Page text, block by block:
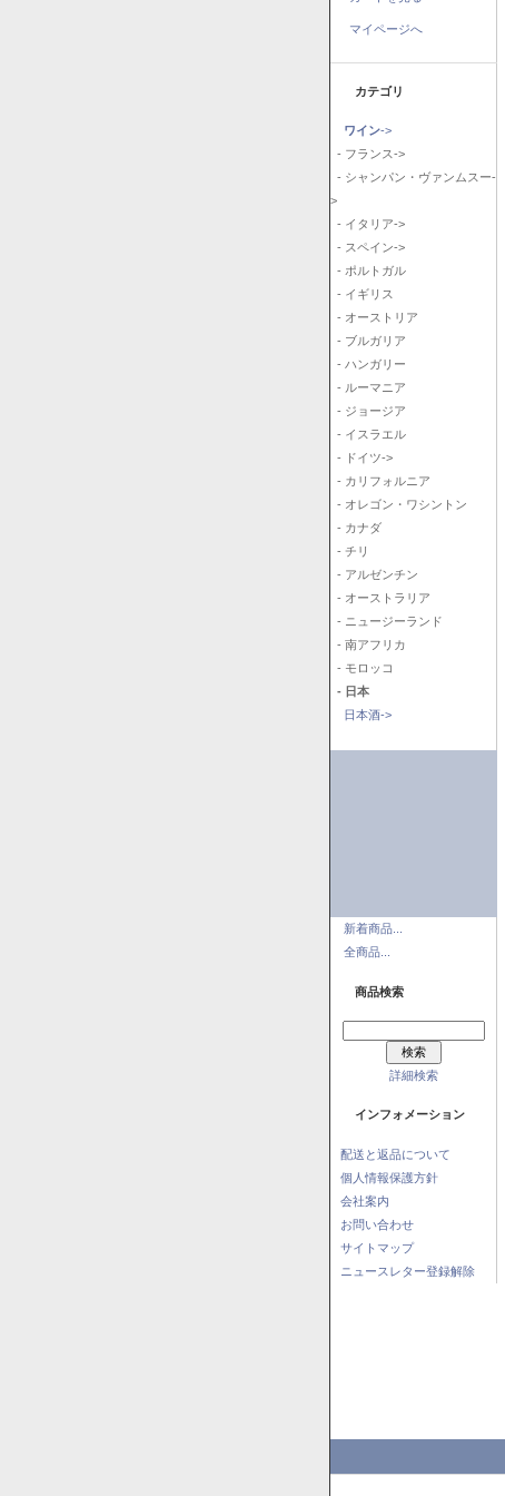
マイページへ
カテゴリ
ワイン->
- フランス->
- シャンパン・ヴァンムスー-
>
- イタリア->
- スペイン->
- ポルトガル
- イギリス
- オーストリア
- ブルガリア
- ハンガリー
- ルーマニア
- ジョージア
- イスラエル
- ドイツ->
- カリフォルニア
- オレゴン・ワシントン
- カナダ
- チリ
- アルゼンチン
- オーストラリア
- ニュージーランド
- 南アフリカ
- モロッコ
- 日本
日本酒->
新着商品...
全商品...
商品検索
詳細検索
インフォメーション
配送と返品について
個人情報保護方針
会社案内
お問い合わせ
サイトマップ
ニュースレター登録解除